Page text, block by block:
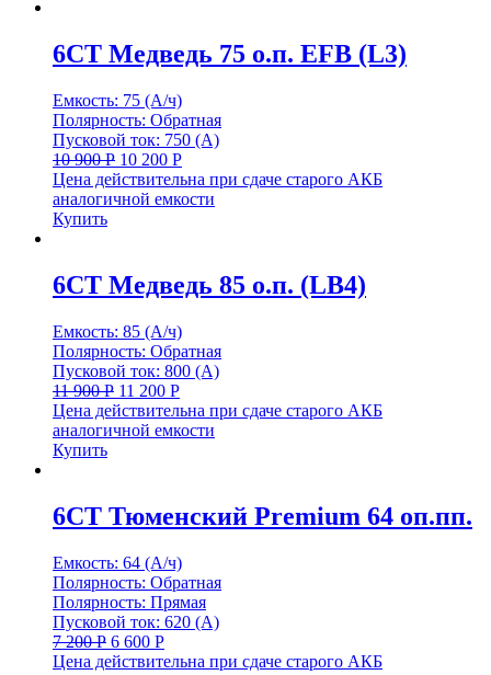
6СТ Медведь 75 о.п. EFB (L3)
Емкость: 75 (А/ч)
Полярность: Обратная
Пусковой ток: 750 (А)
10 900Р 10 200 Р
Цена действительна при сдаче старого АКБ
аналогичной емкости
Купить
6СТ Медведь 85 о.п. (LB4)
Емкость: 85 (А/ч)
Полярность: Обратная
Пусковой ток: 800 (А)
11 900Р 11 200 Р
Цена действительна при сдаче старого АКБ
аналогичной емкости
Купить
6СТ Тюменский Premium 64 оп.пп.
Емкость: 64 (А/ч)
Полярность: Обратная
Полярность: Прямая
Пусковой ток: 620 (А)
7 200Р 6 600 Р
Цена действительна при сдаче старого АКБ